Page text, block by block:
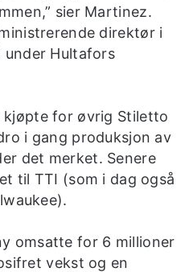
sier Martinez.
direktør i
under Hultafors
kjøpte for øvrig Stiletto
i gang produksjon av
det merket. Senere
til TTI (som i dag også
omsatte for 6 millioner
vekst og en